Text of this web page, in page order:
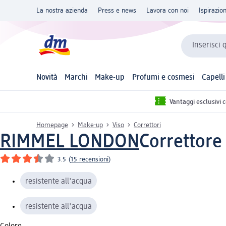
La nostra azienda Press e news Lavora con noi
Inserisci
Novità Marchi Make-up Profumi e cosmesi Capelli
Vantaggi esclusivi
Homepage Make-up Viso Correttori
RIMMEL LONDONCorrettore
3.5 (15 recensioni)
resistente all'acqua
resistente all'acqua